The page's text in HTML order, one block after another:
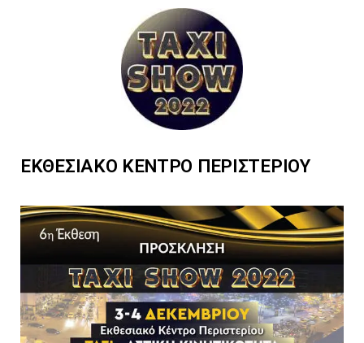
ΕΚΘΕΣΙΑΚΟ ΚΕΝΤΡΟ ΠΕΡΙΣΤΕΡΙΟΥ